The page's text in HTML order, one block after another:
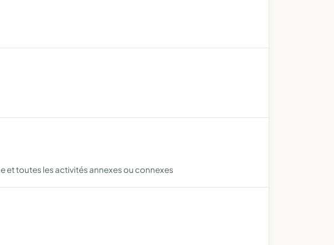
et toutes les activités annexes ou connexes